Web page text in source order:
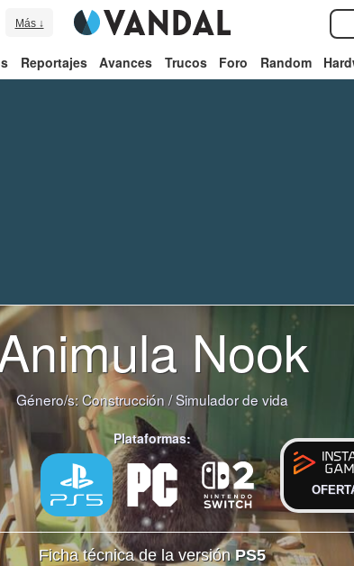
Más ↓
Reportajes Avances Trucos Foro Random
Nook
Género/s:Construcción/Simulador de vida
Plataformas:
Ficha técnica de la versiónPS5